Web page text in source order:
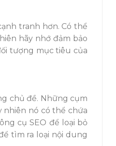
tranh hơn. Có thể
hãy nhớ đảm bảo
tượng mục tiêu của
chủ đề. Những cụm
nhiên nó có thể chứa
cụ SEO để loại bỏ
tìm ra loại nội dung